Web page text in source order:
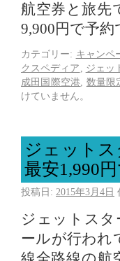
航空券と旅先
9,900円で予約
カテゴリー: キャンペ
クスペディア
ジェッ
成田国際空港
数量限
けていません。
ジェット
最安1,990
投稿日: 2015年3月4日
ジェットス
ールが行われ